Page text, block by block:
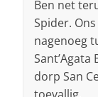
Ben net
Spider.
nagenoeg
dorp San